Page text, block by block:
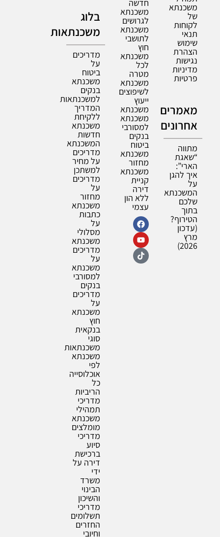
משכנתא
של
לקוחות
תנאי
שימוש
הצהרת
נגישות
מדיניות
פרטיות
מאמרים
אחרונים
מתווה
“שאגת
הארי”:
איך להגן
על
המשכנתא
שלכם
בתוך
הטירוף?
(עדכון
מרץ
2026)
חדשה
משכנתא
לגרושים
משכנתא
לתושבי
חוץ
משכנתא
לכל
מטרה
משכנתא
לשיפוצים
ייעוץ
משכנתא
משכנתא
למסורבי
בנקים
ביטוח
משכנתא
מחזור
משכנתא
קניית
דירה
ללא הון
עצמי
בלוג
משכנתאות
מדריכים
על
ביטוח
משכנתא
בנקים
למשכנתאות
המדריך
ללקיחת
משכנתא
חדשות
המשכנתא
מדריכים
על מחיר
למשתכן
מדריכים
על
מחזור
משכנתא
כתבות
על
מסלולי
משכנתא
מדריכים
על
משכנתא
למסורבי
בנקים
מדריכים
על
משכנתא
חוץ
בנקאית
סוגי
משכנתאות
משכנתא
לפי
אוכלוסייה
כל
הריביות
מדריכי
תמהילי
משכנתא
מומלצים
מדריכי
סיוע
ברכישת
דירה על
ידי
משרד
הבינוי
והשיכון
מדריכי
תשלומים
החזרים
וחיובי